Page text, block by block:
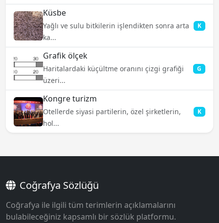
Küsbe
Yağlı ve sulu bitkilerin işlendikten sonra arta
ka...
K
Grafik ölçek
Haritalardaki küçültme oranını çizgi grafiği
üzeri...
G
Kongre turizm
Otellerde siyasi partilerin, özel şirketlerin,
hol...
K
Coğrafya Sözlüğü
Coğrafya ile ilgili tüm terimlerin açıklamalarını
bulabileceğiniz kapsamlı bir sözlük platformu.